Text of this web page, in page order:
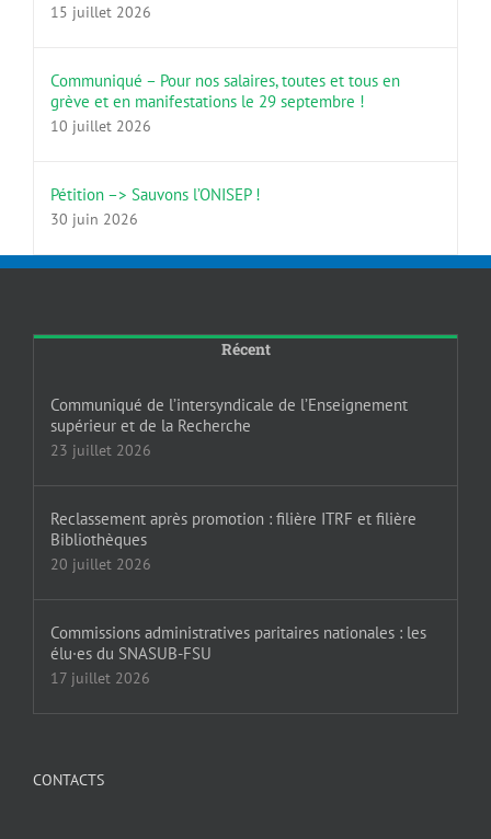
15 juillet 2026
Communiqué – Pour nos salaires, toutes et tous en
grève et en manifestations le 29 septembre !
10 juillet 2026
Pétition –> Sauvons l’ONISEP !
30 juin 2026
Récent
Communiqué de l’intersyndicale de l’Enseignement
supérieur et de la Recherche
23 juillet 2026
Reclassement après promotion : filière ITRF et filière
Bibliothèques
20 juillet 2026
Commissions administratives paritaires nationales : les
élu·es du SNASUB-FSU
17 juillet 2026
CONTACTS